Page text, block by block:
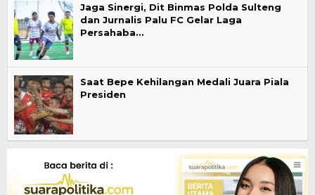
Jaga Sinergi, Dit Binmas Polda Sulteng
dan Jurnalis Palu FC Gelar Laga
Persahaba…
Saat Bepe Kehilangan Medali Juara Piala
Presiden